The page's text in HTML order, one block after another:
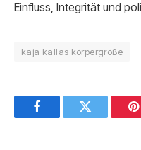
Einfluss, Integrität und
kaja kallas körpergröße
FacebookTwitter